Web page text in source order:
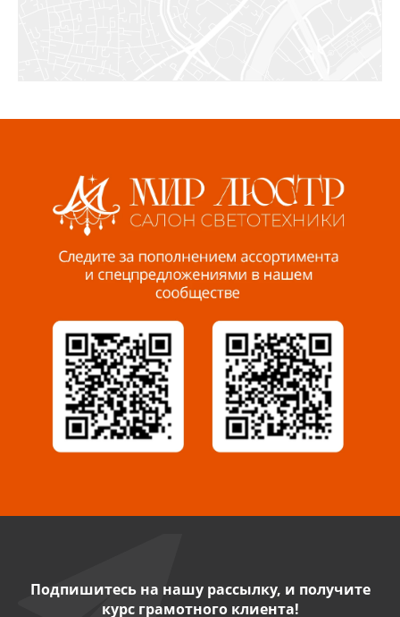
Пенза, ул. Пролетарская, 61 ТЦ "Стройбери"
Миасс, ул. Романенко, 95
8 922 500 30 39
Сызрань, ул. Декабристов, 1А
8 927 009 54 63
Саратов, ул. Танкистов, 37 (БЦ «Дикомп»)
Нефтекамск, ул. Ленина, 62
Подпишитесь на нашу рассылку, и получите
курс грамотного клиента!